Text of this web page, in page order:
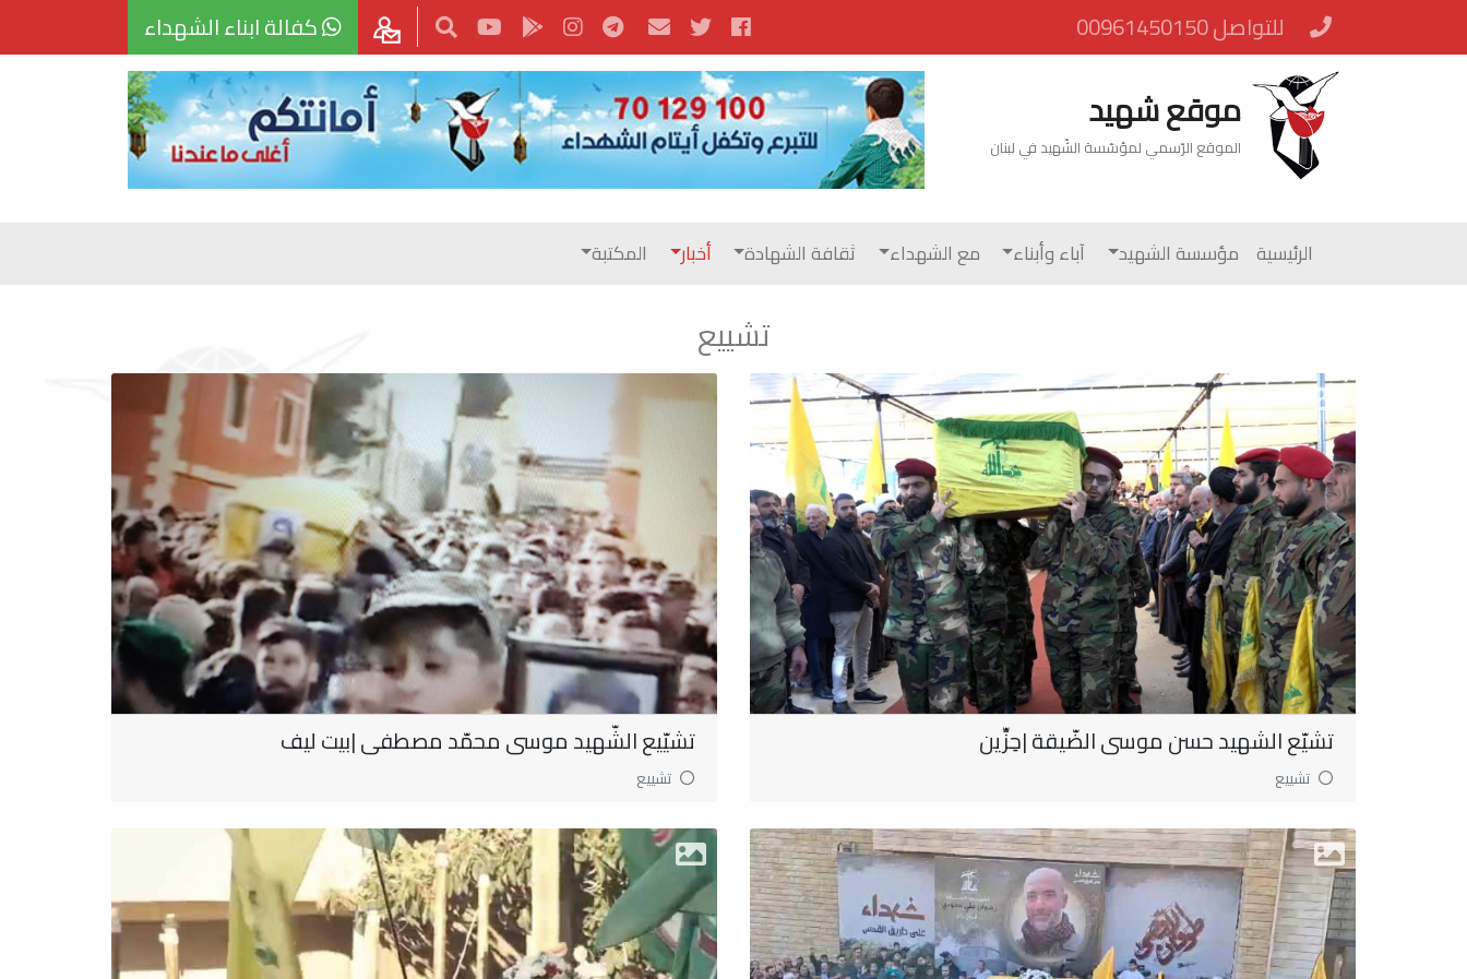
للتواصل 00961450150 كفالة ابناء الشهداء
موقع شهيد
الموقع الرّسمي لمؤسّسة الشّهيد في لبنان
الرئيسية مؤسسة الشهيد آباء وأبناء مع الشهداء ثقافة الشهادة أخبار المكتبة
تشييع
تشيّع الشهيد حسن موسى الضّيقة |حِزِّين
تشييع
تشيّيع الشّهيد موسى محمّد مصطفى |بيت ليف
تشييع